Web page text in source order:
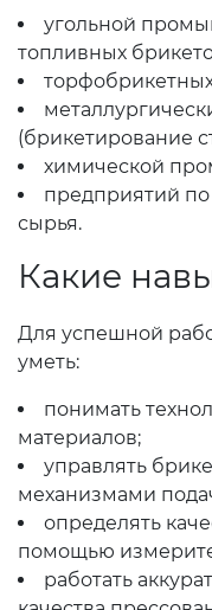
угольной
топливных
(брикетирование
химической
предприятий
сырья.
Какие
Для успешной
уметь:
понимать
материалов;
управлять
механизмами
определять
помощью
работать